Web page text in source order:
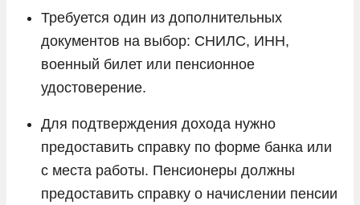
Требуется один из дополнительных
документов на выбор: СНИЛС, ИНН,
военный билет или пенсионное
удостоверение.
Для подтверждения дохода нужно
предоставить справку по форме банка или
с места работы. Пенсионеры должны
предоставить справку о начислении пенсии